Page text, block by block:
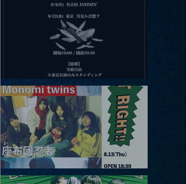
2026.08.12 |【観覧】田澤孝介 ソロワンマン 「Ballad Box 2026」
2026.08.13 |【観覧】JUST RIGHT!! vol.26